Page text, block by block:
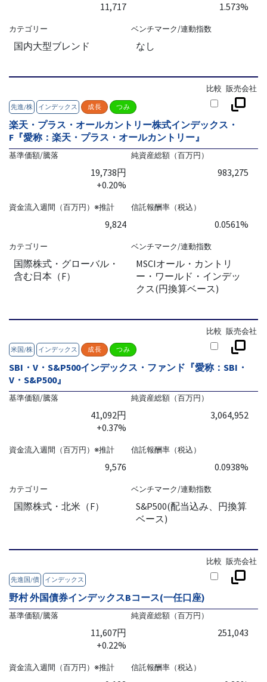
11,717 1.573%
カテゴリー
国内大型ブレンド
ベンチマーク/連動指数
なし
先進/株 インデックス 成長 つみ
比較 販売会社
楽天・プラス・オールカントリー株式インデックス・
F『愛称：楽天・プラス・オールカントリー』
基準価額/騰落
19,738円
+0.20%
純資産総額（百万円）
983,275
資金流入週間（百万円）※推計
9,824
信託報酬率（税込）
0.0561%
カテゴリー
国際株式・グローバル・
含む日本（F）
ベンチマーク/連動指数
MSCIオール・カントリ
ー・ワールド・インデッ
クス(円換算ベース)
米国/株 インデックス 成長 つみ
比較 販売会社
SBI・V・S&P500インデックス・ファンド『愛称：SBI・
V・S&P500』
基準価額/騰落
41,092円
+0.37%
純資産総額（百万円）
3,064,952
資金流入週間（百万円）※推計
9,576
信託報酬率（税込）
0.0938%
カテゴリー
国際株式・北米（F）
ベンチマーク/連動指数
S&P500(配当込み、円換算
ベース)
先進国/債 インデックス
比較 販売会社
野村 外国債券インデックスBコース(一任口座)
基準価額/騰落
11,607円
+0.22%
純資産総額（百万円）
251,043
資金流入週間（百万円）※推計 信託報酬率（税込）